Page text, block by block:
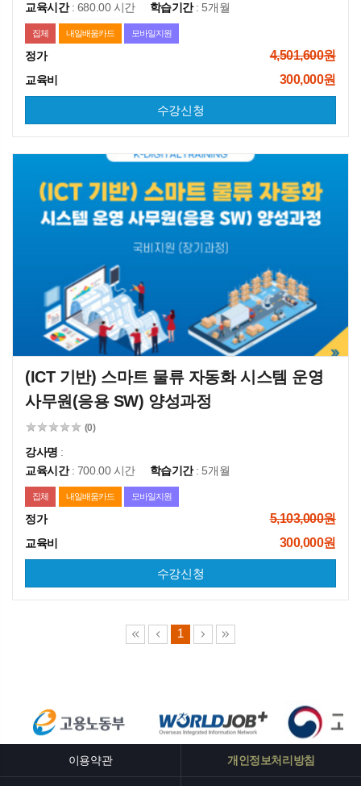
교육시간: 680.00 시간 학습기간: 5개월
집체 내일배움카드 모바일지원
정가 4,501,600원
교육비 300,000원
수강신청
(ICT 기반) 스마트 물류 자동화 시스템 운영
사무원(응용 SW) 양성과정
(0)
강사명 :
교육시간: 700.00 시간 학습기간: 5개월
집체 내일배움카드 모바일지원
정가 5,103,000원
교육비 300,000원
수강신청
1
이용약관 개인정보처리방침